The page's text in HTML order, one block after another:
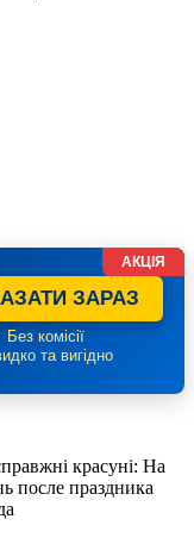
ЗАРАЗ
Без комісії
та вигідно
АКЦІЯ
красуні: На
после праздника